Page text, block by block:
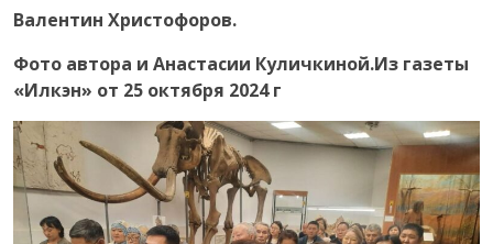
Валентин Христофоров.
Фото автора и Анастасии Куличкиной.Из газеты
«Илкэн» от 25 октября 2024 г